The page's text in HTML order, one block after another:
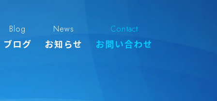
Blog
ブログ
News
お知らせ
Contact
お問い合わせ